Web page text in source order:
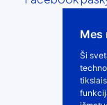
Mes
Ši